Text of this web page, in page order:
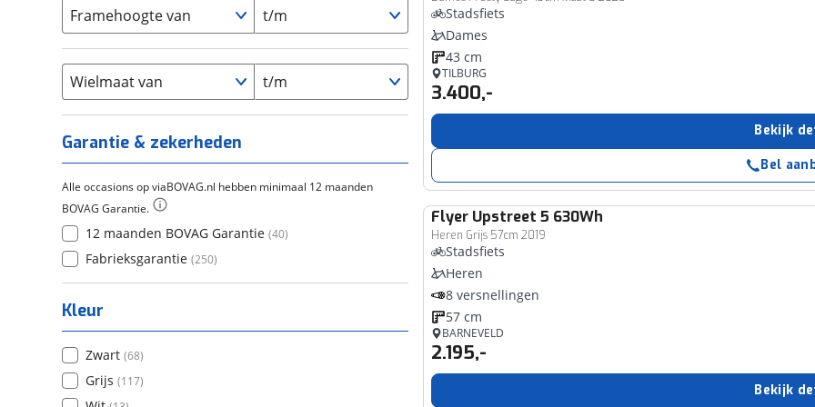
Cortina (0)
Flyer (0)
Overig ( 0)
15-20 (0)
21+
Chroom-molybdeen (0)
Scandium
Staal (0 )
Tica
Framehoogte van t/m
Wielmaat van t/m
Garantie & zekerheden
Alle occasions op viaBOVAG.nl hebben minimaal 12 maanden
BOVAG Garantie.
12 maanden BOVAG Garantie (40)
Fabrieksgarantie (250)
Kleur
Zwart (68)
Grijs (117)
Stadsfiets
Dames
43 cm
TILBURG
3.400,-
Bekijk
Bel
Flyer Upstreet 5 630Wh
Heren Grijs 57cm 2019
Stadsfiets
Heren
8 versnellingen
57 cm
BARNEVELD
2.195,-
Bekijk